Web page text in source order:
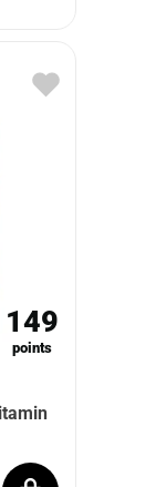
149
points